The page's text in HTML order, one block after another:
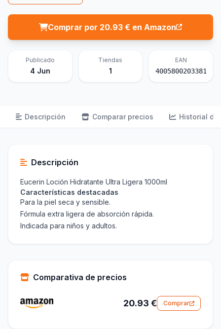
Comprar por 20.93 € en Amazon
Publicado
4 Jun
Tiendas
1
EAN
4005800203381
Descripción Comparar precios Historial de
Descripción
Eucerin Loción Hidratante Ultra Ligera 1000ml
Características destacadas
Para la piel seca y sensible.
Fórmula extra ligera de absorción rápida.
Indicada para niños y adultos.
Comparativa de precios
20.93 € Comprar